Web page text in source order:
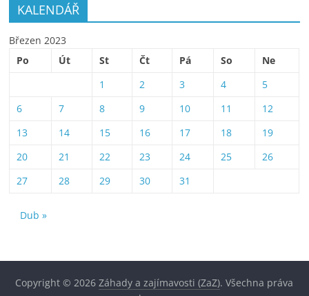
KALENDÁŘ
Březen 2023
Po
Út St Čt Pá So
Ne
1
2 3 4
5
6
7 8 9 10 11
12
13
14 15 16 17 18
19
20
21 22 23 24 25
26
27
28 29 30 31
Dub »
Copyright © 2026Záhady a zajímavosti (ZaZ). Všechna práva